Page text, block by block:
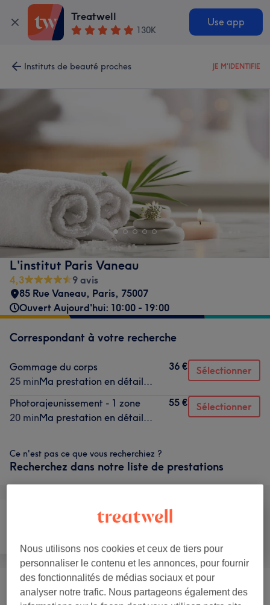
Treatwell
130K
Use app
Instituts de beauté proches JE M'IDENTIFIE
L'institut Paris Vaneau
4,3
9 avis
85 Rue Vaneau, Paris, 75007
Ouvert Aujourd'hui: 10:00 - 19:00
Correspondant à votre recherche
Gommage du corps
25 minMa prestation en détail...
36 € Sélectionner
Photorajeunissement - 1 zone
20 minMa prestation en détail...
55 € Sélectionner
Ce n'est pas ce que vous recherchiez ?
Recherchez dans notre liste de prestations
Gommage Du Corps ( 1) 36 €
Nous utilisons nos cookies et ceux de tiers pour
personnaliser le contenu et les annonces, pour fournir
des fonctionnalités de médias sociaux et pour
analyser notre trafic. Nous partageons également des